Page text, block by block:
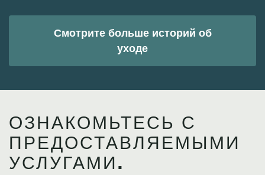
Смотрите больше историй об
уходе
ОЗНАКОМЬТЕСЬ С
ПРЕДОСТАВЛЯЕМЫМИ
УСЛУГАМИ.